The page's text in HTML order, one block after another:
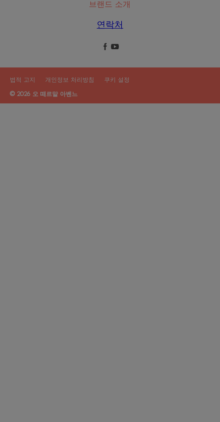
브랜드 소개
연락처
법적 고지 개인정보 처리방침 쿠키 설정
© 2026 오 떼르말 아벤느